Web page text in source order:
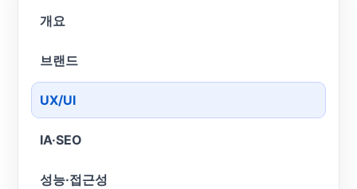
개요
브랜드
UX/UI
IA·SEO
성능·접근성